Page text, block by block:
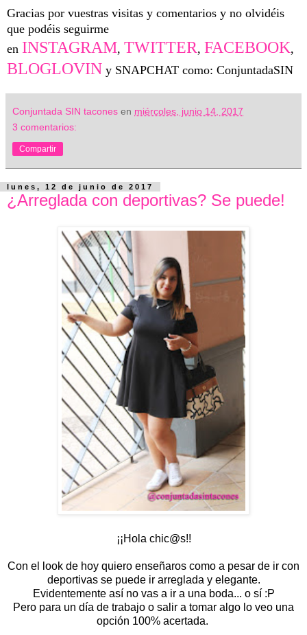
Gracias por vuestras visitas y comentarios y no olvidéis
que podéis seguirme
en INSTAGRAM, TWITTER, FACEBOOK,
BLOGLOVIN y SNAPCHAT como: ConjuntadaSIN
Conjuntada SIN tacones en miércoles, junio 14, 2017
3 comentarios:
Compartir
lunes, 12 de junio de 2017
¿Arreglada con deportivas? Se puede!
¡¡Hola chic@s!!
Con el look de hoy quiero enseñaros como a pesar de ir con
deportivas se puede ir arreglada y elegante.
Evidentemente así no vas a ir a una boda... o sí :P
Pero para un día de trabajo o salir a tomar algo lo veo una
opción 100% acertada.